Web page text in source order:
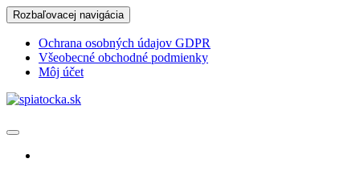
Skip
to
content
Rozbaľovacej navigácia
Ochrana osobných údajov GDPR
Všeobecné obchodné podmienky
Môj účet